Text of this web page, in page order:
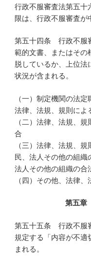
行政不服審査法第五十
限は、行政不服審査が
第五十四条 行政不服
範的文書、またはその
脱しているか、上位法
状況が含まれる。
（一）制定機関の法
法律、法規、規則によ
（二）法律、法規、
合
（三）法律、法規、
民、法人その他の組織
法人その他の組織の合
（四）その他、法律
第五章
第五十五条 行政不服
規定する「内容が不適
まれる。